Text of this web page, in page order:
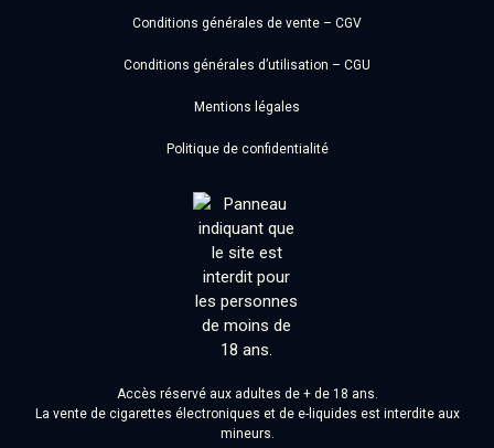
Conditions générales de vente – CGV
Conditions générales d’utilisation – CGU
Mentions légales
Politique de confidentialité
Accès réservé aux adultes de + de 18 ans.
La vente de cigarettes électroniques et de e-liquides est interdite aux
mineurs.